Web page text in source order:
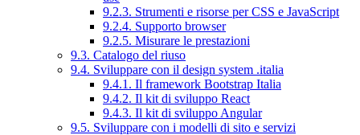
9.2.3. Strumenti e risorse per CSS e JavaScript
9.2.4. Supporto browser
9.2.5. Misurare le prestazioni
9.3. Catalogo del riuso
9.4. Sviluppare con il design system .italia
9.4.1. Il framework Bootstrap Italia
9.4.2. Il kit di sviluppo React
9.4.3. Il kit di sviluppo Angular
9.5. Sviluppare con i modelli di sito e servizi